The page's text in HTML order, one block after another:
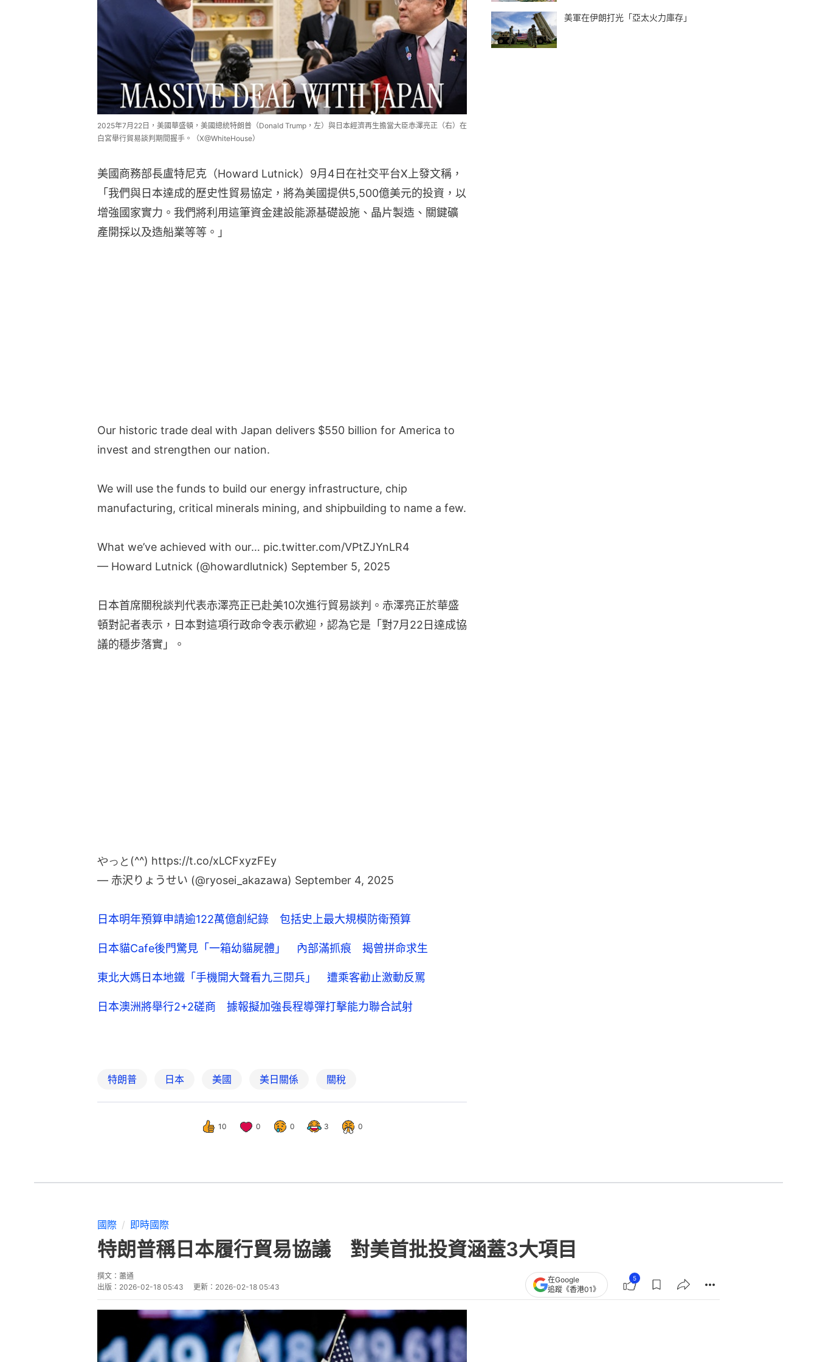
2025年7月22日，美國華盛頓，美國總統特朗普（Donald Trump，左）與日本經濟再生擔當大臣赤澤亮正（右）在
白宮舉行貿易談判期間握手。（X@WhiteHouse）
美國商務部長盧特尼克（Howard Lutnick）9月4日在社交平台X上發文稱，
「我們與日本達成的歷史性貿易協定，將為美國提供5,500億美元的投資，以
增強國家實力。我們將利用這筆資金建設能源基礎設施、晶片製造、關鍵礦
產開採以及造船業等等。」
Our historic trade deal with Japan delivers $550 billion for America to
invest and strengthen our nation.
We will use the funds to build our energy infrastructure, chip
manufacturing, critical minerals mining, and shipbuilding to name a few.
What we’ve achieved with our… pic.twitter.com/VPtZJYnLR4
— Howard Lutnick (@howardlutnick) September 5, 2025
日本首席關稅談判代表赤澤亮正已赴美10次進行貿易談判。赤澤亮正於華盛
頓對記者表示，日本對這項行政命令表示歡迎，認為它是「對7月22日達成協
議的穩步落實」。
やっと(^^) https://t.co/xLCFxyzFEy
— 赤沢りょうせい (@ryosei_akazawa) September 4, 2025
日本明年預算申請逾122萬億創紀錄 包括史上最大規模防衛預算
日本貓Cafe後門驚見「一箱幼貓屍體」 內部滿抓痕 揭曾拼命求生
東北大媽日本地鐵「手機開大聲看九三閱兵」 遭乘客勸止激動反罵
日本澳洲將舉行2+2磋商 據報擬加強長程導彈打擊能力聯合試射
特朗普 日本 美國 美日關係 關稅
10 0 0 3 0
美軍在伊朗打光「亞太火力庫存」
國際 即時國際
特朗普稱日本履行貿易協議 對美首批投資涵蓋3大項目
撰文： 蕭通
出版： 2026-02-18 05:43 更新： 2026-02-18 05:43
在Google
追蹤《香港01》
5